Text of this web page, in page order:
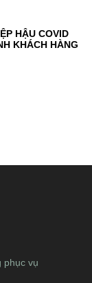
HẬU COVID
KHÁCH HÀNG
phục vụ